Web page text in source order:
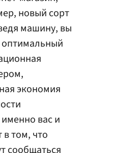
новый сорт
машину, вы
экономия
вас и
том, что
сообщаться